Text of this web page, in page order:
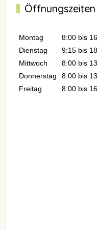
Öffnungszeiten
Montag
8:00 bis
Dienstag
9:15 bis
Mittwoch
8:00 bis
Donnerstag
8:00 bis
Freitag
8:00 bis